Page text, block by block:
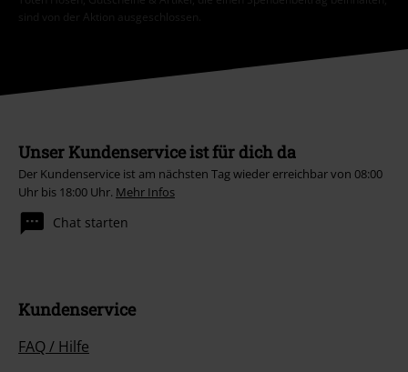
sind von der Aktion ausgeschlossen.
Unser Kundenservice ist für dich da
Der Kundenservice ist am nächsten Tag wieder erreichbar von 08:00
Uhr bis 18:00 Uhr. Mehr Infos
Chat starten
Kundenservice
FAQ / Hilfe